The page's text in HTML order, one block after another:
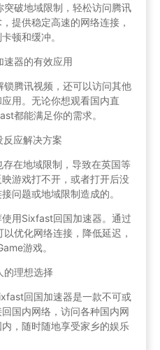
破地域限制，轻松访问腾讯
提供稳定高速的网络连接，
顿和缓冲。
器的有效应用
腾讯视频，还可以访问其他
用。无论你想观看国内直
都能满足你的需求。
反应解决方案
在地域限制，导致在英国等
游戏打不开，或者打开后没
问题或地域限制造成的。
用Sixfast回国加速器。通过
优化网络连接，降低延迟，
游戏。
的理想选择
回国加速器是一款不可或
国内网络，访问各种国内网
，随时随地享受家乡的娱乐